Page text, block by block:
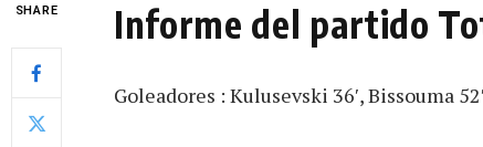
SHARE Informe del partido
Goleadores : Kulusevski 36′, Bissouma